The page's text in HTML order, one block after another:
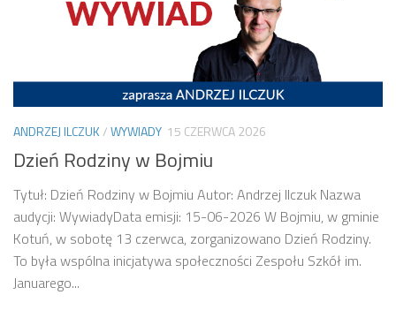
ANDRZEJ ILCZUK/WYWIADY 15 CZERWCA 2026
Dzień Rodziny w Bojmiu
Tytuł: Dzień Rodziny w Bojmiu Autor: Andrzej Ilczuk Nazwa
audycji: WywiadyData emisji: 15-06-2026 W Bojmiu, w gminie
Kotuń, w sobotę 13 czerwca, zorganizowano Dzień Rodziny.
To była wspólna inicjatywa społeczności Zespołu Szkół im.
Januarego...